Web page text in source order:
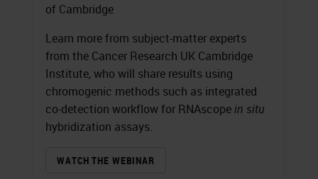
of Cambridge
Learn more from subject-matter experts
from the Cancer Research UK Cambridge
Institute, who will share results using
chromogenic methods such as integrated
co-detection workflow for RNAscopein situ
hybridization assays.
WATCH THE WEBINAR